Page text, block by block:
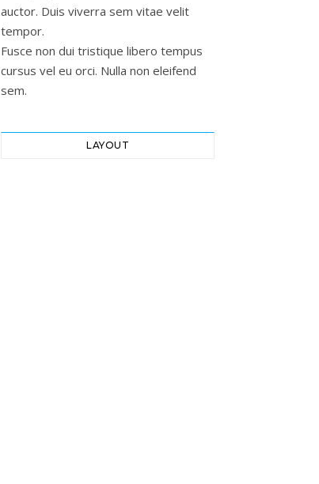
auctor. Duis viverra sem vitae velit
tempor.
Fusce non dui tristique libero tempus
cursus vel eu orci. Nulla non eleifend
sem.
LAYOUT